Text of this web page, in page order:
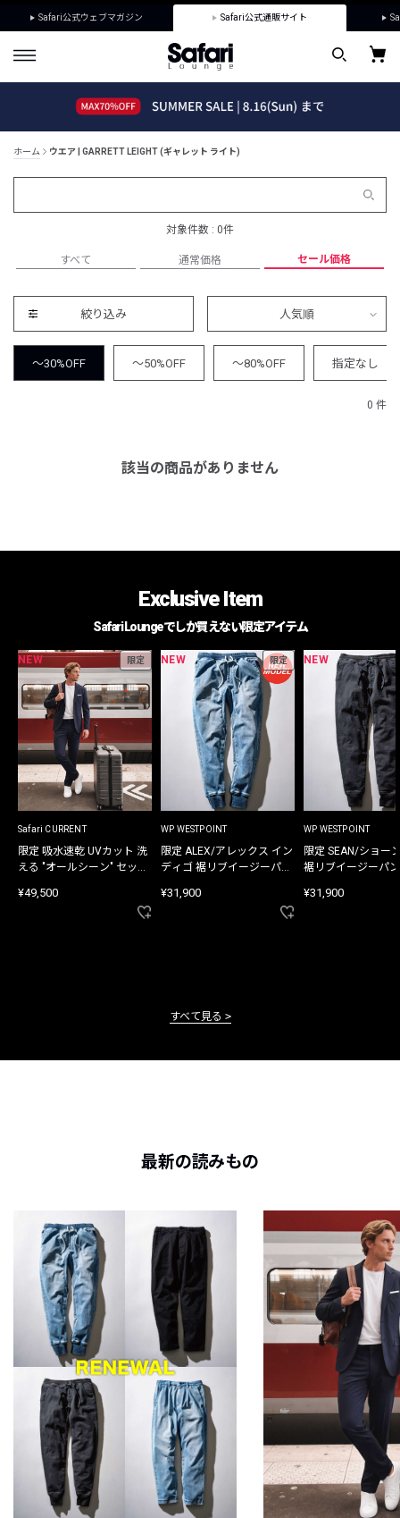
Safari公式ウェブマガジン Safari公式通販サイト
ホーム ウエア | GARRETT LEIGHT (ギャレット ライト)
対象件数 : 0件
すべて 通常価格 セール価格
絞り込み 人気順
～30%OFF ～50%OFF ～80%OFF 指定なし
0 件
該当の商品がありません
Exclusive Item
Safari Loungeでしか買えない限定アイテム
NEW 限定
Safari CURRENT
限定 吸水速乾 UVカット 洗
える "オールシーン" セット
¥49,500
NEW 限定
WP WESTPOINT
限定 ALEX/アレックス イン
ディゴ 裾リブイージーパン
¥31,900
NEW
WP WESTPOINT
限定 SEAN/ショー
裾リブイージーパ
¥31,900
すべて見る
最新の読みもの